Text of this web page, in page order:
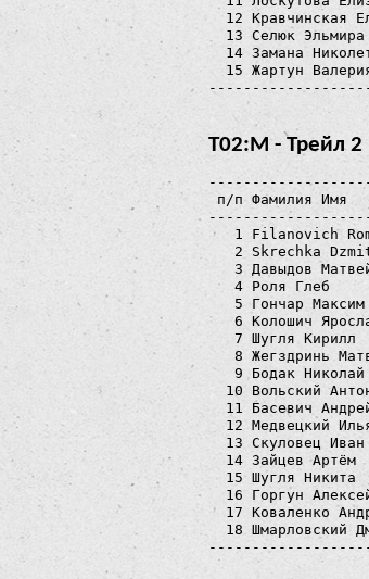
12 Кравчинская
13 Селюк
14 Замана
15 Жартун
Т02:М - Трейл
п/п Фамилия
1 Filanovich
2 Skrechka
3 Давыдов
4 Роля Глеб
5 Гончар
6 Колошич
7 Шугля Кирилл
8 Жегздринь
9 Бодак
10 Вольский
11 Басевич
12 Медвецкий
13 Скуловец
14 Зайцев Артём
15 Шугля Никита
16 Горгун
17 Коваленко
18 Шмарловский